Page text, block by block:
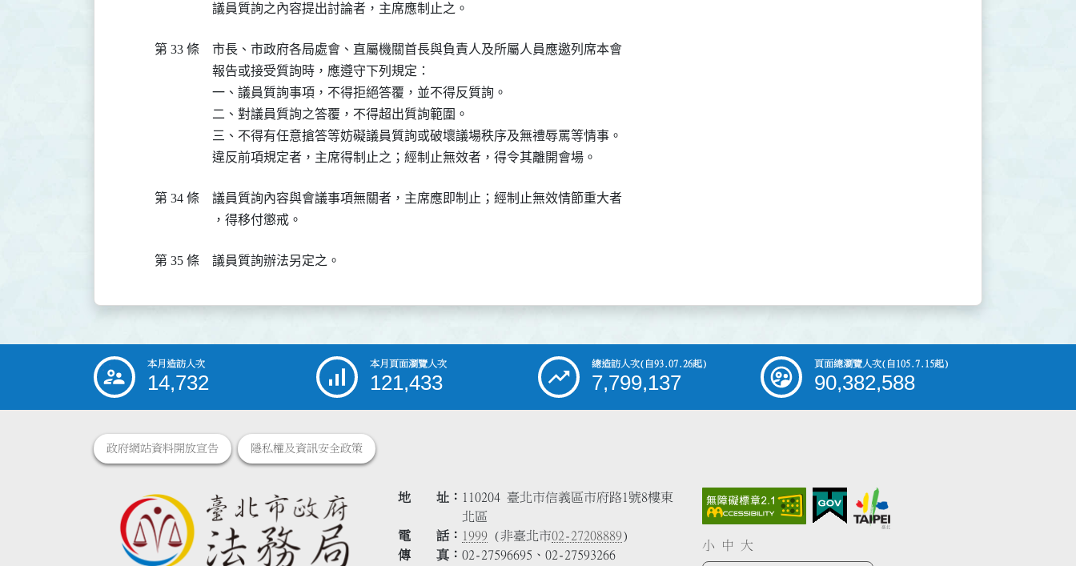
議員質詢之內容提出討論者，主席應制止之。
第 33 條
市長、市政府各局處會、直屬機關首長與負責人及所屬人員應邀列席本會
報告或接受質詢時，應遵守下列規定：
一、議員質詢事項，不得拒絕答覆，並不得反質詢。
二、對議員質詢之答覆，不得超出質詢範圍。
三、不得有任意搶答等妨礙議員質詢或破壞議場秩序及無禮辱罵等情事。
違反前項規定者，主席得制止之；經制止無效者，得令其離開會場。
第 34 條
議員質詢內容與會議事項無關者，主席應即制止；經制止無效情節重大者
，得移付懲戒。
第 35 條 議員質詢辦法另定之。
::: 本月造訪人次
14,732
本月頁面瀏覽人次
121,433
總造訪人次(自93.07.26起)
7,799,137
頁面總瀏覽人次(自105.7.15起)
90,382,588
政府網站資料開放宣告 隱私權及資訊安全政策
地 址
110204 臺北市信義區市府路1號8樓東
北區
電 話
1999 (非臺北市02-27208889)
傳 真
02-27596695、02-27593266
小 中 大